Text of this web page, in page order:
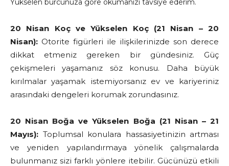
Yükselen burcunuza göre okumanızı tavsiye ederim.
20 Nisan Koç ve Yükselen Koç (21 Nisan – 20
Nisan): Otorite figürleri ile ilişkilerinizde son derece
dikkat etmeniz gereken bir gündesiniz. Güç
çekişmeleri yaşamanız söz konusu. Daha büyük
kırılmalar yaşamak istemiyorsanız ev ve kariyeriniz
arasındaki dengeleri korumak zorundasınız.
20 Nisan Boğa ve Yükselen Boğa (21 Nisan – 21
Mayıs): Toplumsal konulara hassasiyetinizin artması
ve yeniden yapılandırmaya yönelik çalışmalarda
bulunmanız sizi farklı yönlere itebilir. Gücünüzü etkili